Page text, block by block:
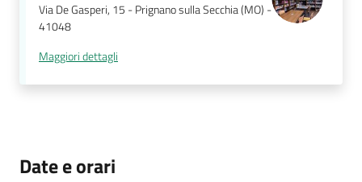
Via De Gasperi, 15 - Prignano sulla Secchia (MO) -
41048
Maggiori dettagli
Date e orari